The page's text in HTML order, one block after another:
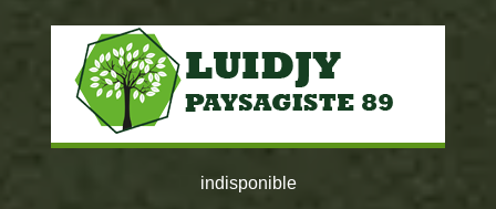
indisponible